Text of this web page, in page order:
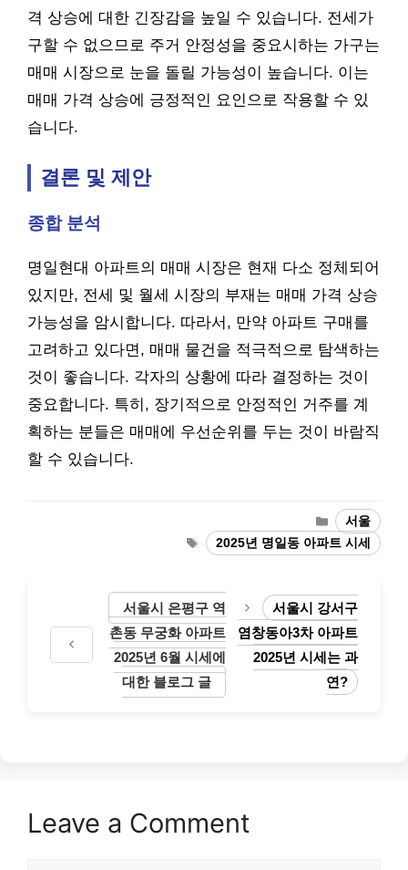
격 상승에 대한 긴장감을 높일 수 있습니다. 전세가
구할 수 없으므로 주거 안정성을 중요시하는 가구는
매매 시장으로 눈을 돌릴 가능성이 높습니다. 이는
매매 가격 상승에 긍정적인 요인으로 작용할 수 있
습니다.
결론 및 제안
종합 분석
명일현대 아파트의 매매 시장은 현재 다소 정체되어
있지만, 전세 및 월세 시장의 부재는 매매 가격 상승
가능성을 암시합니다. 따라서, 만약 아파트 구매를
고려하고 있다면, 매매 물건을 적극적으로 탐색하는
것이 좋습니다. 각자의 상황에 따라 결정하는 것이
중요합니다. 특히, 장기적으로 안정적인 거주를 계
획하는 분들은 매매에 우선순위를 두는 것이 바람직
할 수 있습니다.
Categories
서울
Tags
2025년 명일동 아파트 시세
서울시 은평구 역
촌동 무궁화 아파트
2025년 6월 시세에
대한 블로그 글
서울시 강서구
염창동아3차 아파트
2025년 시세는 과
연?
Leave a Comment